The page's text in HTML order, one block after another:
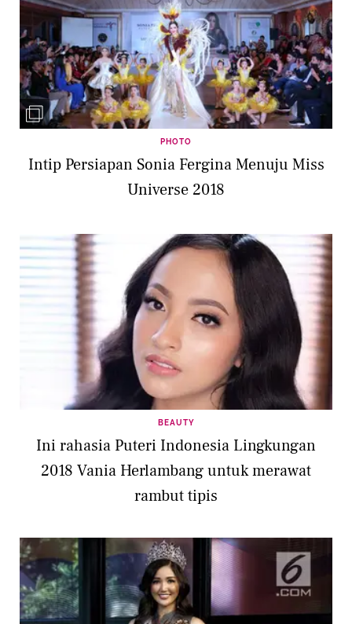
PHOTO
Intip Persiapan Sonia Fergina Menuju Miss
Universe 2018
BEAUTY
Ini rahasia Puteri Indonesia Lingkungan
2018 Vania Herlambang untuk merawat
rambut tipis